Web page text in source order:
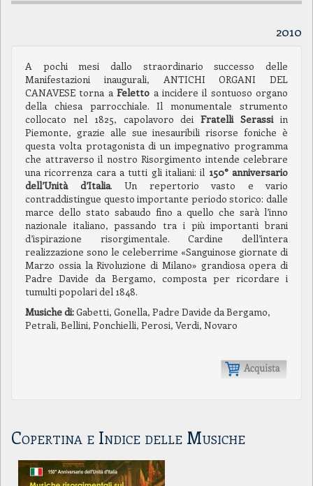
2010
A pochi mesi dallo straordinario successo delle
Manifestazioni inaugurali, ANTICHI ORGANI DEL
CANAVESE torna aFeletto a incidere il sontuoso organo
della chiesa parrocchiale. Il monumentale strumento
collocato nel 1825, capolavoro deiFratelli Serassiin
Piemonte, grazie alle sue inesauribili risorse foniche è
questa volta protagonista di un impegnativo programma
che attraverso il nostro Risorgimento intende celebrare
una ricorrenza cara a tutti gli italiani: il 150° anniversario
dell’Unità d’Italia. Un repertorio vasto e vario
contraddistingue questo importante periodo storico: dalle
marce dello stato sabaudo fino a quello che sarà l’inno
nazionale italiano, passando tra i più importanti brani
d’ispirazione risorgimentale. Cardine dell’intera
realizzazione sono le celeberrime «Sanguinose giornate di
Marzo ossia la Rivoluzione di Milano» grandiosa opera di
Padre Davide da Bergamo, composta per ricordare i
tumulti popolari del 1848.
Musiche di:Gabetti, Gonella, Padre Davide da Bergamo,
Petrali, Bellini, Ponchielli, Perosi, Verdi, Novaro
Copertina e Indice delle Musiche